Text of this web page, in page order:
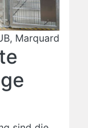
Marquard